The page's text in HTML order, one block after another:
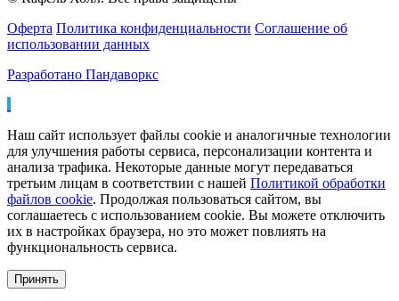
Оферта Политика конфиденциальности Соглашение об
использовании данных
Разработано Пандаворкс
Наш сайт использует файлы cookie и аналогичные технологии
для улучшения работы сервиса, персонализации контента и
анализа трафика. Некоторые данные могут передаваться
третьим лицам в соответствии с нашей Политикой обработки
файлов cookie. Продолжая пользоваться сайтом, вы
соглашаетесь с использованием cookie. Вы можете отключить
их в настройках браузера, но это может повлиять на
функциональность сервиса.
Принять